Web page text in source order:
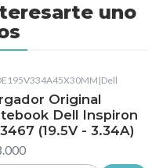
uno
|Dell
Original
Dell Inspiron
(19.5V - 3.34A)